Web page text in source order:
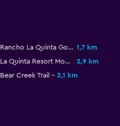
Rancho La Quinta Golf Club 1,7 km
La Quinta Resort Mountain Course
2,9 km
Bear Creek Trail
3,1 km